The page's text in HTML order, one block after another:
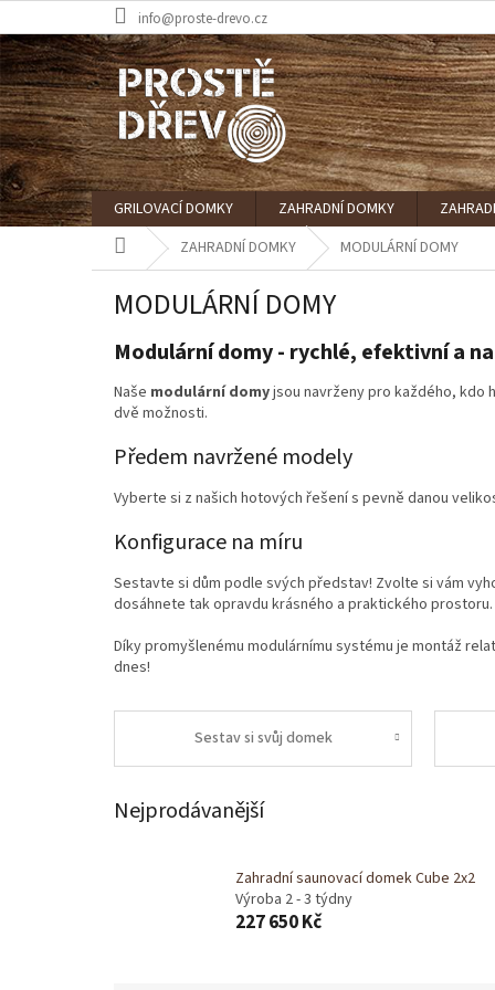
na
obsah
info@proste-drevo.cz
GRILOVACÍ DOMKY ZAHRADNÍ DOMKY
Domů ZAHRADNÍ DOMKY MODULÁRNÍ DOMY
MODULÁRNÍ DOMY
Modulární domy - rychlé, efektivní a
Naše modulární domyjsou navrženy pro každého, kdo
dvě možnosti.
Předem navržené modely
Vyberte si z našich hotových řešení s pevně danou
Konfigurace na míru
Sestavte si dům podle svých představ! Zvolte si vám
dosáhnete tak opravdu krásného a praktického prostoru.
Díky promyšlenému modulárnímu systému je montáž
dnes!
Sestav si svůj domek
Nejprodávanější
Zahradní saunovací domek Cube 2x2
Výroba 2 - 3 týdny
227 650 Kč